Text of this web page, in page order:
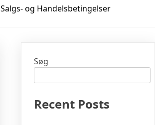
Salgs- og Handelsbetingelser
Søg
Recent Posts